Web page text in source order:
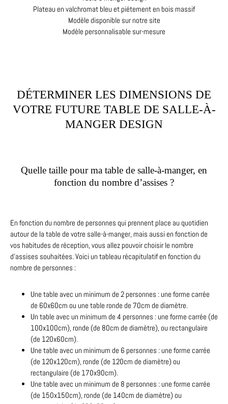
Plateau en valchromat bleu et piétement en bois massif
Modèle disponible sur notre site
Modèle personnalisable sur-mesure
DÉTERMINER LES DIMENSIONS DE
VOTRE FUTURE TABLE DE SALLE-À-
MANGER DESIGN
Quelle taille pour ma table de salle-à-manger, en
fonction du nombre d’assises ?
En fonction du nombre de personnes qui prennent place au quotidien
autour de la table de votre salle-à-manger, mais aussi en fonction de
vos habitudes de réception, vous allez pouvoir choisir le nombre
d’assises souhaitées. Voici un tableau récapitulatif en fonction du
nombre de personnes :
Une table avec un minimum de 2 personnes : une forme carrée
de 60x60cm ou une table ronde de 70cm de diamètre.
Un table avec un minimum de 4 personnes : une forme carrée (de
100x100cm), ronde (de 80cm de diamètre), ou rectangulaire
(de 120x60cm).
Une table avec un minimum de 6 personnes : une forme carrée
(de 120x120cm), ronde (de 120cm de diamètre) ou
rectangulaire (de 170x90cm).
Une table avec un minimum de 8 personnes : une forme carrée
(de 150x150cm), ronde (de 140cm de diamètre) ou